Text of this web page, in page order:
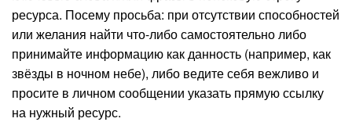
ресурса. Посему просьба: при отсутствии способностей
или желания найти что-либо самостоятельно либо
принимайте информацию как данность (например, как
звёзды в ночном небе), либо ведите себя вежливо и
просите в личном сообщении указать прямую ссылку
на нужный ресурс.